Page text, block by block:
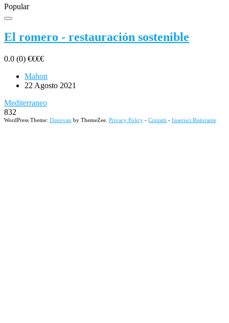
Popular
El romero - restauración sostenible
0.0 (0) €€€€
Mahon
22 Agosto 2021
Mediterraneo
832
WordPress Theme: Donovan by ThemeZee. Privacy Policy - Contatti - Inserisci Ristorante